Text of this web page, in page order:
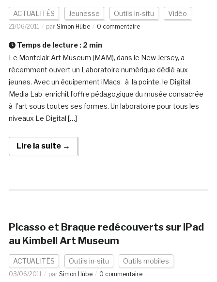
ACTUALITÉS Jeunesse Outils in-situ Vidéo
21/06/2011 par Simon Hübe 0 commentaire
Temps de lecture : 2 min
Le Montclair Art Museum (MAM), dans le New Jersey, a
récemment ouvert un Laboratoire numérique dédié aux
jeunes. Avec un équipement iMacs à la pointe, le Digital
Media Lab enrichit l’offre pédagogique du musée consacrée
à l’art sous toutes ses formes. Un laboratoire pour tous les
niveaux Le Digital […]
Lire la suite →
Picasso et Braque redécouverts sur iPad
au Kimbell Art Museum
ACTUALITÉS Outils in-situ Outils mobiles
03/06/2011 par Simon Hübe 0 commentaire